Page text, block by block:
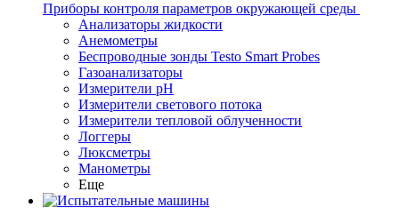
Приборы контроля параметров окружающей среды
Анализаторы жидкости
Анемометры
Беспроводные зонды Testo Smart Probes
Газоанализаторы
Измерители pH
Измерители светового потока
Измерители тепловой облученности
Логгеры
Люксметры
Манометры
Еще